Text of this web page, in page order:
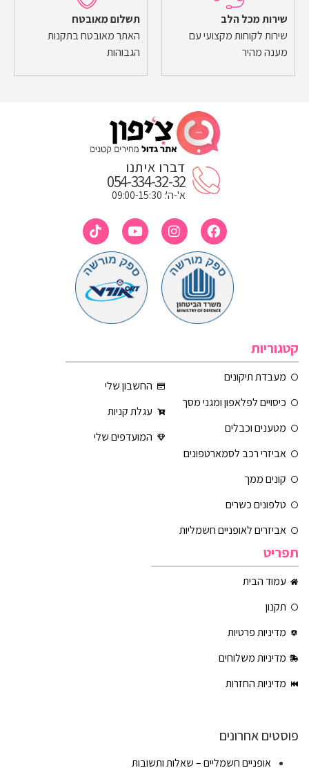
שירות מכל הלב
שירות לקוחות מקצועי עם
מענה מהיר
תשלום מאובטח
האתר מאובטח בתקנות
הגבוהות
דברו איתנו
054-334-32-32
א'-ה': 09:00-15:30
קטגוריות
מעבדת תיקונים
כיסויים לפלאפון ומגני מסך
מטענים וכבלים
אביזרי רכב לסמארטפונים
קונים ממך
טלפונים כשרים
אביזרים לאופניים חשמליות
החשבון שלי
עגלת קניות
המועדפים שלי
תפריט
עמוד הבית
תקנון
מדיניות פרטיות
מדיניות משלוחים
מדיניות החזרות
פוסטים אחרונים
אופניים חשמליים – שאלות ותשובות